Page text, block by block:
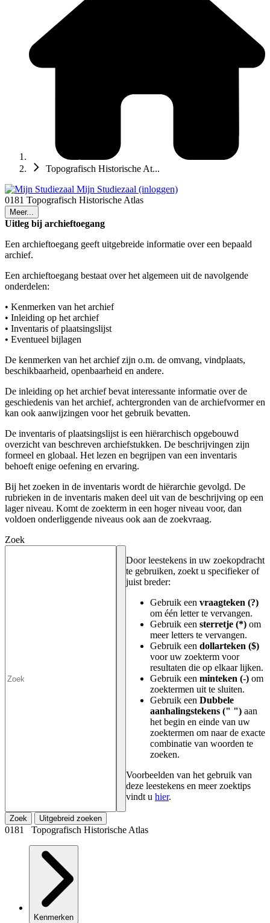
Topografisch Historische At...
Mijn Studiezaal (inloggen)
0181 Topografisch Historische Atlas
Meer...
Uitleg bij archieftoegang
Een archieftoegang geeft uitgebreide informatie over een bepaald
archief.
Een archieftoegang bestaat over het algemeen uit de navolgende
onderdelen:
• Kenmerken van het archief
• Inleiding op het archief
• Inventaris of plaatsingslijst
• Eventueel bijlagen
De kenmerken van het archief zijn o.m. de omvang, vindplaats,
beschikbaarheid, openbaarheid en andere.
De inleiding op het archief bevat interessante informatie over de
geschiedenis van het archief, achtergronden van de archiefvormer en
kan ook aanwijzingen voor het gebruik bevatten.
De inventaris of plaatsingslijst is een hiërarchisch opgebouwd
overzicht van beschreven archiefstukken. De beschrijvingen zijn
formeel en globaal. Het lezen en begrijpen van een inventaris
behoeft enige oefening en ervaring.
Bij het zoeken in de inventaris wordt de hiërarchie gevolgd. De
rubrieken in de inventaris maken deel uit van de beschrijving op een
lager niveau. Komt de zoekterm in een hoger niveau voor, dan
voldoen onderliggende niveaus ook aan de zoekvraag.
Zoek
Door leestekens in uw zoekopdracht
te gebruiken, zoekt u specifieker of
juist breder:
Gebruik een vraagteken (?)
om één letter te vervangen.
Gebruik een sterretje (*) om
meer letters te vervangen.
Gebruik een dollarteken ($)
voor uw zoekterm voor
resultaten die op elkaar lijken.
Gebruik een minteken (-) om
zoektermen uit te sluiten.
Gebruik een Dubbele
aanhalingstekens (" ") aan
het begin en einde van uw
zoektermen om naar de exacte
combinatie van woorden te
zoeken.
Voorbeelden van het gebruik van
deze leestekens en meer zoektips
vindt u hier.
Zoek Uitgebreid zoeken
0181 Topografisch Historische Atlas
Kenmerken